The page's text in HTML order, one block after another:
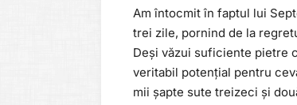
Am întocmit în faptul lui
trei zile, pornind de la
Deși văzui suficiente pietre
veritabil potențial pentru
mii șapte sute treizeci și